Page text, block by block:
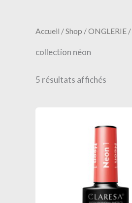
Accueil /Shop /ONGLERIE /
collection néon
5 résultats affichés